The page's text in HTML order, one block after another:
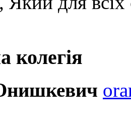
колегія